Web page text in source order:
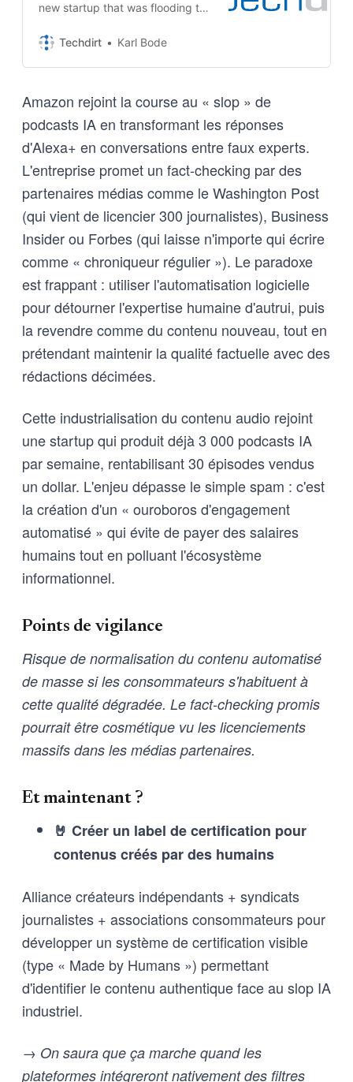
new startup that was flooding the
podcast slop. Featuring fake
Techdirt Karl Bode
Amazon rejoint la course au « slop » de
podcasts IA en transformant les réponses
d'Alexa+ en conversations entre faux experts.
L'entreprise promet un fact-checking par des
partenaires médias comme le Washington Post
(qui vient de licencier 300 journalistes), Business
Insider ou Forbes (qui laisse n'importe qui écrire
comme « chroniqueur régulier »). Le paradoxe
est frappant : utiliser l'automatisation logicielle
pour détourner l'expertise humaine d'autrui, puis
la revendre comme du contenu nouveau, tout en
prétendant maintenir la qualité factuelle avec des
rédactions décimées.
Cette industrialisation du contenu audio rejoint
une startup qui produit déjà 3 000 podcasts IA
par semaine, rentabilisant 30 épisodes vendus
un dollar. L'enjeu dépasse le simple spam : c'est
la création d'un « ouroboros d'engagement
automatisé » qui évite de payer des salaires
humains tout en polluant l'écosystème
informationnel.
Points de vigilance
Risque de normalisation du contenu automatisé
de masse si les consommateurs s'habituent à
cette qualité dégradée. Le fact-checking promis
pourrait être cosmétique vu les licenciements
massifs dans les médias partenaires.
Et maintenant ?
🤘 Créer un label de certification pour
contenus créés par des humains
Alliance créateurs indépendants + syndicats
journalistes + associations consommateurs pour
développer un système de certification visible
(type « Made by Humans ») permettant
d'identifier le contenu authentique face au slop IA
industriel.
→ On saura que ça marche quand les
plateformes intégreront nativement des filtres